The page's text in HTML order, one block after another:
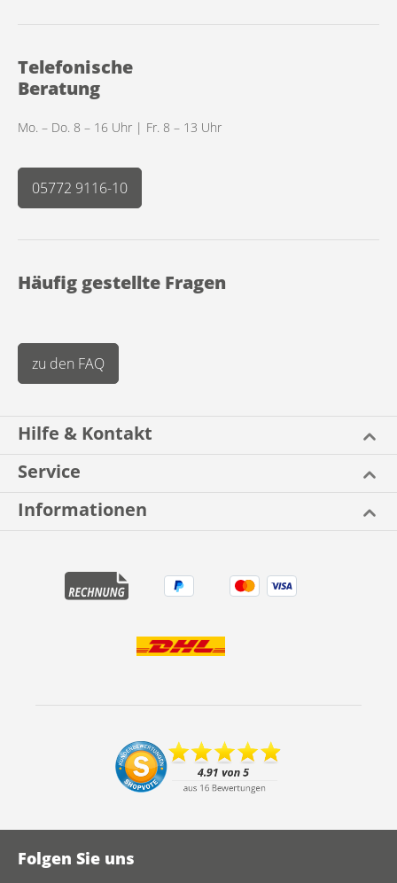
Telefonische
Beratung
Mo. – Do. 8 – 16 Uhr | Fr. 8 – 13 Uhr
05772 9116-10
Häufig gestellte Fragen
zu den FAQ
Hilfe & Kontakt
Service
Informationen
Folgen Sie uns